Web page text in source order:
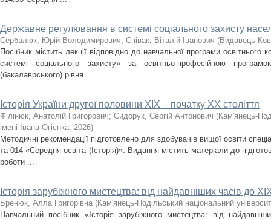
Державне регулювання в системі соціального захисту
Сербалюк, Юрій Володимирович; Співак, Віталій Іванович (Видавець
Посібник містить лекції відповідно до навчальної програми
системі соціального захисту» за освітньо-професійною
(бакалаврського) рівня ...
Історія України другої половини XIX – початку ХХ століття
Філінюк, Анатолій Григорович; Сидорук, Сергій Антонович (Кам'янець-
імені Івана Огієнка, 2026)
Методичні рекомендації підготовлено для здобувачів вищої освіти
та 014 «Середня освіта (Історія)». Видання містить матеріали до
роботи ...
Історія зарубіжного мистецтва: від найдавніших часів до
Бренюк, Алла Григорівна (Кам'янець-Подільський національний
Навчальний посібник «Історія зарубіжного мистецтва: від